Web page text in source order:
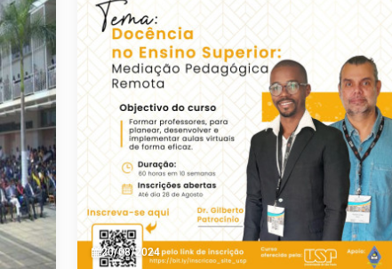
20/08/2024